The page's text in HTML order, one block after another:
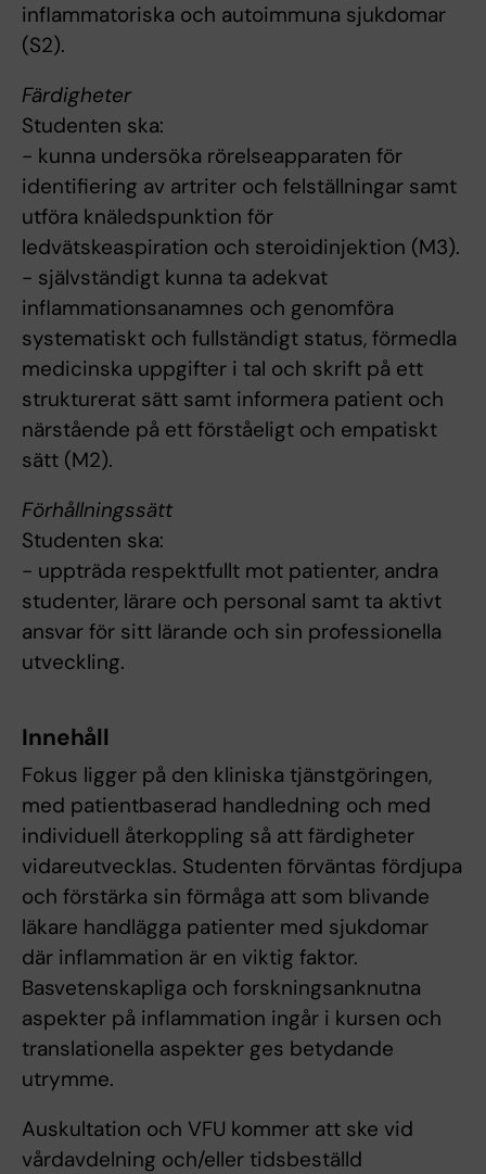
inflammatoriska och autoimmuna sjukdomar
(S2).
Färdigheter
Studenten ska:
- kunna undersöka rörelseapparaten för
identifiering av artriter och felställningar samt
utföra knäledspunktion för
ledvätskeaspiration och steroidinjektion (M3).
- självständigt kunna ta adekvat
inflammationsanamnes och genomföra
systematiskt och fullständigt status, förmedla
medicinska uppgifter i tal och skrift på ett
strukturerat sätt samt informera patient och
närstående på ett förståeligt och empatiskt
sätt (M2).
Förhållningssätt
Studenten ska:
- uppträda respektfullt mot patienter, andra
studenter, lärare och personal samt ta aktivt
ansvar för sitt lärande och sin professionella
utveckling.
Innehåll
Fokus ligger på den kliniska tjänstgöringen,
med patientbaserad handledning och med
individuell återkoppling så att färdigheter
vidareutvecklas. Studenten förväntas fördjupa
och förstärka sin förmåga att som blivande
läkare handlägga patienter med sjukdomar
där inflammation är en viktig faktor.
Basvetenskapliga och forskningsanknutna
aspekter på inflammation ingår i kursen och
translationella aspekter ges betydande
utrymme.
Auskultation och VFU kommer att ske vid
vårdavdelning och/eller tidsbeställd